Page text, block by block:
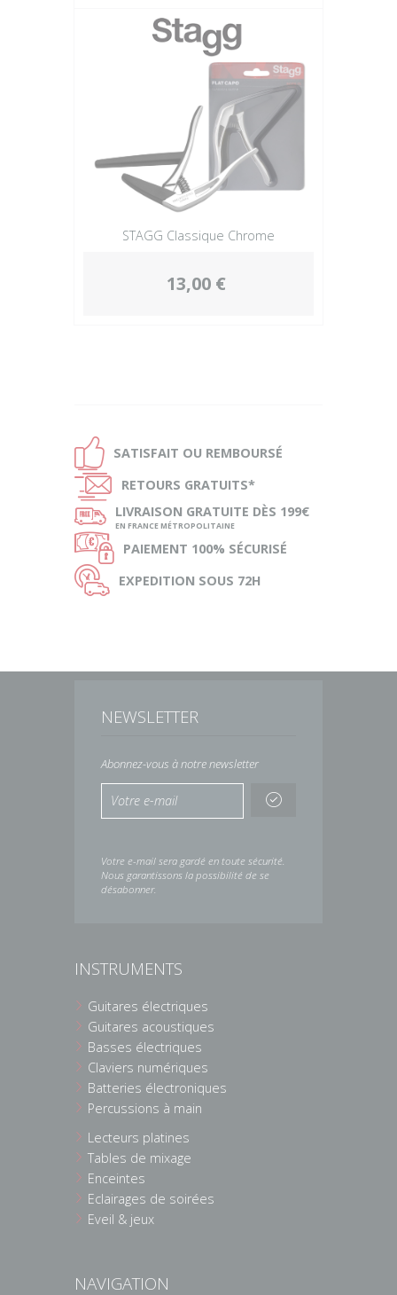
STAGG Classique Chrome
13,00 €
Ð SATISFAIT OU REMBOURSÉ
Ñ RETOURS GRATUITS*
ø LIVRAISON GRATUITE DÈS 199€
EN FRANCE MÉTROPOLITAINE
Ø PAIEMENT 100% SÉCURISÉ
Ù EXPEDITION SOUS 72H
NEWSLETTER
Abonnez-vous à notre newsletter
Votre e-mail sera gardé en toute sécurité.
Nous garantissons la possibilité de se
désabonner.
INSTRUMENTS
Guitares électriques
Guitares acoustiques
Basses électriques
Claviers numériques
Batteries électroniques
Percussions à main
Lecteurs platines
Tables de mixage
Enceintes
Eclairages de soirées
Eveil & jeux
NAVIGATION